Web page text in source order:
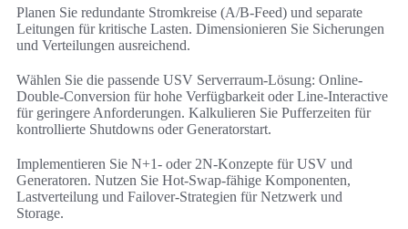
Planen Sie redundante Stromkreise (A/B-Feed) und separate
Leitungen für kritische Lasten. Dimensionieren Sie Sicherungen
und Verteilungen ausreichend.
Wählen Sie die passende USV Serverraum-Lösung: Online-
Double-Conversion für hohe Verfügbarkeit oder Line-Interactive
für geringere Anforderungen. Kalkulieren Sie Pufferzeiten für
kontrollierte Shutdowns oder Generatorstart.
Implementieren Sie N+1- oder 2N-Konzepte für USV und
Generatoren. Nutzen Sie Hot-Swap-fähige Komponenten,
Lastverteilung und Failover-Strategien für Netzwerk und
Storage.